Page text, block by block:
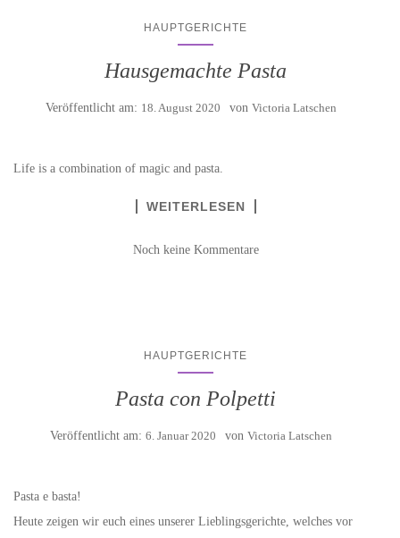
HAUPTGERICHTE
Hausgemachte Pasta
Veröffentlicht am: 18. August 2020 von Victoria Latschen
Life is a combination of magic and pasta.
WEITERLESEN
Noch keine Kommentare
HAUPTGERICHTE
Pasta con Polpetti
Veröffentlicht am: 6. Januar 2020 von Victoria Latschen
Pasta e basta!
Heute zeigen wir euch eines unserer Lieblingsgerichte, welches vor